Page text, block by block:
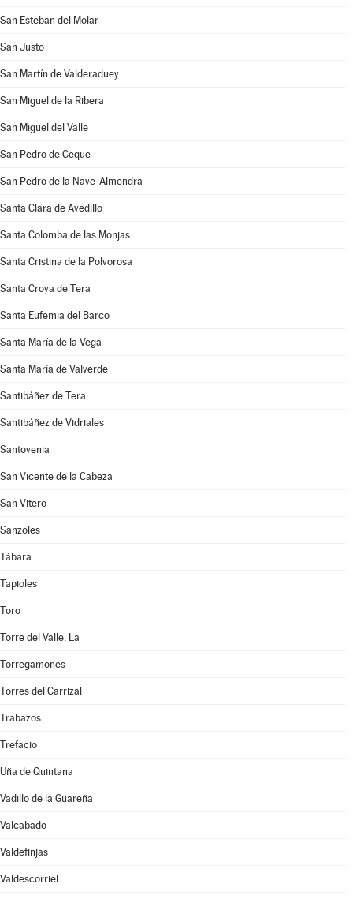
San Esteban del Molar
San Justo
San Martín de Valderaduey
San Miguel de la Ribera
San Miguel del Valle
San Pedro de Ceque
San Pedro de la Nave-Almendra
Santa Clara de Avedillo
Santa Colomba de las Monjas
Santa Cristina de la Polvorosa
Santa Croya de Tera
Santa Eufemia del Barco
Santa María de la Vega
Santa María de Valverde
Santibáñez de Tera
Santibáñez de Vidriales
Santovenia
San Vicente de la Cabeza
San Vitero
Sanzoles
Tábara
Tapioles
Toro
Torre del Valle, La
Torregamones
Torres del Carrizal
Trabazos
Trefacio
Uña de Quintana
Vadillo de la Guareña
Valcabado
Valdefinjas
Valdescorriel